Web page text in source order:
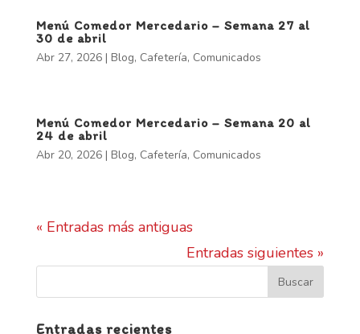
Menú Comedor Mercedario – Semana 27 al
30 de abril
Abr 27, 2026| Blog, Cafetería, Comunicados
Menú Comedor Mercedario – Semana 20 al
24 de abril
Abr 20, 2026| Blog, Cafetería, Comunicados
« Entradas más antiguas
Entradas siguientes »
Entradas recientes